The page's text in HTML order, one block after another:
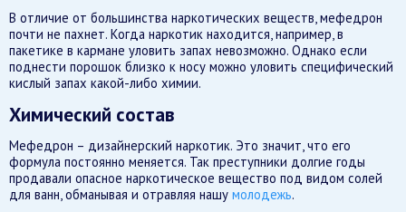
В отличие от большинства наркотических веществ, мефедрон
почти не пахнет. Когда наркотик находится, например, в
пакетике в кармане уловить запах невозможно. Однако если
поднести порошок близко к носу можно уловить специфический
кислый запах какой-либо химии.
Химический состав
Мефедрон – дизайнерский наркотик. Это значит, что его
формула постоянно меняется. Так преступники долгие годы
продавали опасное наркотическое вещество под видом солей
для ванн, обманывая и отравляя нашу молодежь.